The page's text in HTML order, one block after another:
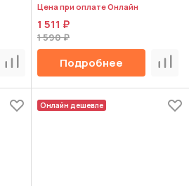
Сравнить
Цена при оплате Онлайн
1 511 ₽
1 590 ₽
Подробнее
Онлайн дешевле